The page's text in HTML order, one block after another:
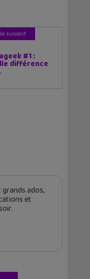
suivant
#1 :
différence
ados,
et